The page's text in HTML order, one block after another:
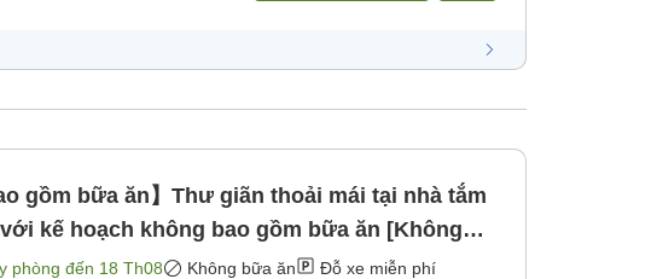
gồm bữa ăn】Thư giãn thoải mái tại nhà tắm
kế hoạch không bao gồm bữa ăn [Không
ăn]
phòng đến 18 Th08 Không bữa ăn Đỗ xe miễn phí